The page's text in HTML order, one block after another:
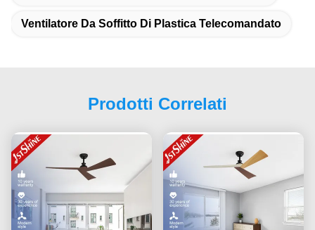
Ventilatore Da Soffitto Di Plastica Telecomandato
Prodotti Correlati